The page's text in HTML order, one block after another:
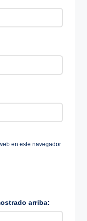
en este navegador
arriba: